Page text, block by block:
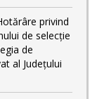
privind
de selecție
de
al Județului